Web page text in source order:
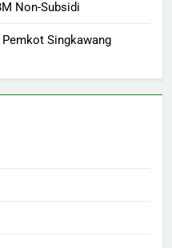
Non-Subsidi
Singkawang